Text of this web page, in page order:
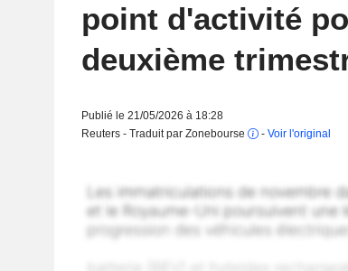
point d'activité
deuxième
Publié le 21/05/2026 à 18:28
Reuters - Traduit par Zonebourse
- Voir l'original